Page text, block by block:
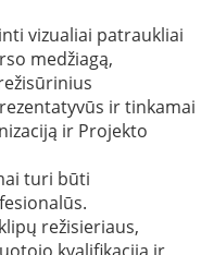
vizualiai patraukliai
medžiagą,
ir tinkamai
ir Projekto
turi būti
režisieriaus,
kvalifikaciją ir